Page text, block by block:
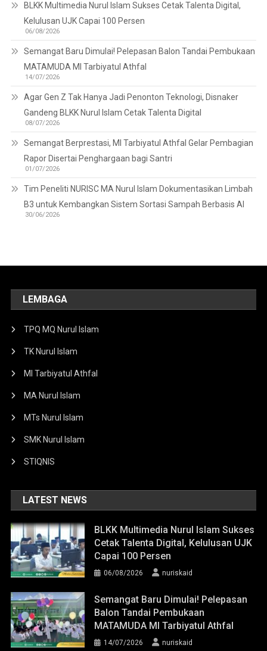
BLKK Multimedia Nurul Islam Sukses Cetak Talenta Digital,
Kelulusan UJK Capai 100 Persen
06/08/2026
Semangat Baru Dimulai! Pelepasan Balon Tandai Pembukaan
MATAMUDA MI Tarbiyatul Athfal
14/07/2026
Agar Gen Z Tak Hanya Jadi Penonton Teknologi, Disnaker
Gandeng BLKK Nurul Islam Cetak Talenta Digital
08/07/2026
Semangat Berprestasi, MI Tarbiyatul Athfal Gelar Pembagian
Rapor Disertai Penghargaan bagi Santri
01/07/2026
Tim Peneliti NURISC MA Nurul Islam Dokumentasikan Limbah
B3 untuk Kembangkan Sistem Sortasi Sampah Berbasis AI
30/06/2026
LEMBAGA
TPQ MQ Nurul Islam
TK Nurul Islam
MI Tarbiyatul Athfal
MA Nurul Islam
MTs Nurul Islam
SMK Nurul Islam
STIQNIS
LATEST NEWS
BLKK Multimedia Nurul Islam Sukses
Cetak Talenta Digital, Kelulusan UJK
Capai 100 Persen
06/08/2026 nuriskaid
Semangat Baru Dimulai! Pelepasan
Balon Tandai Pembukaan
MATAMUDA MI Tarbiyatul Athfal
14/07/2026 nuriskaid